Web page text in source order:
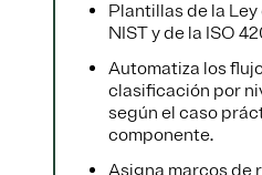
Plantillas de la Ley
NIST y de la ISO
Automatiza los
clasificación por
según el caso
componente.
Asigna marcos de